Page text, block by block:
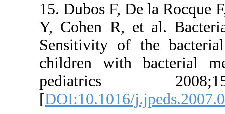
15. Dubos
Y, Cohen
children
[